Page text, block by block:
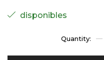
disponibles